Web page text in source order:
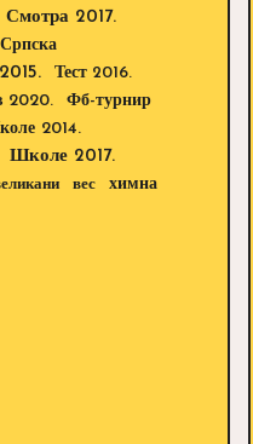
Смотра 2017.
Српска
Тест 2016.
2020.
Фб-турнир
2014.
Школе 2017.
вес химна